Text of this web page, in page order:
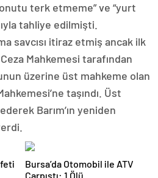
terk etmeme” ve “yurt
tahliye edilmişti.
savcısı itiraz etmiş ancak ilk
Mahkemesi tarafından
üzerine üst mahkeme olan
taşındı. Üst
Barım’ın yeniden
Bursa’da Otomobil ile ATV
Çarpıştı: 1 Ölü